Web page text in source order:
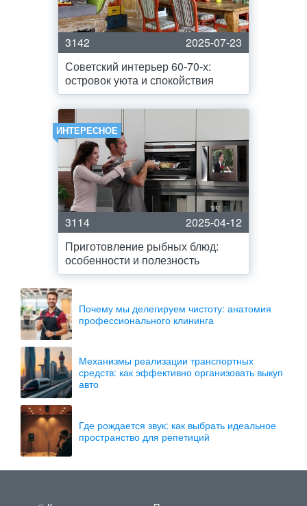
3142
2025-07-23
Советский интерьер 60-70-х:
островок уюта и спокойствия
ИНТЕРЕСНОЕ
3114
2025-04-12
Приготовление рыбных блюд:
особенности и полезность
Почему мы делегируем чистоту: анатомия
профессионального клининга
Механизмы реализации транспортных
средств: как эффективно организовать выкуп
авто
Где рождается звук: как выбрать идеальное
пространство для репетиций